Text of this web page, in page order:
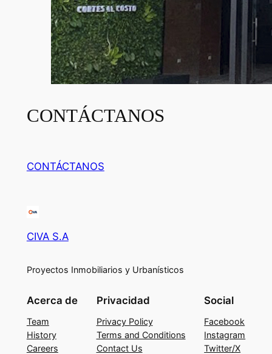
CONTÁCTANOS
CONTÁCTANOS
CIVA S.A
Proyectos Inmobiliarios y Urbanísticos
Acerca de
Team
History
Careers
Privacidad
Privacy Policy
Terms and Conditions
Contact Us
Social
Facebook
Instagram
Twitter/X